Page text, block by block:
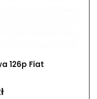
126p Fiat